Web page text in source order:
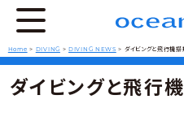
Home > DIVING >DIVING NEWS > ダイビングと飛行機搭
ダイビングと飛行